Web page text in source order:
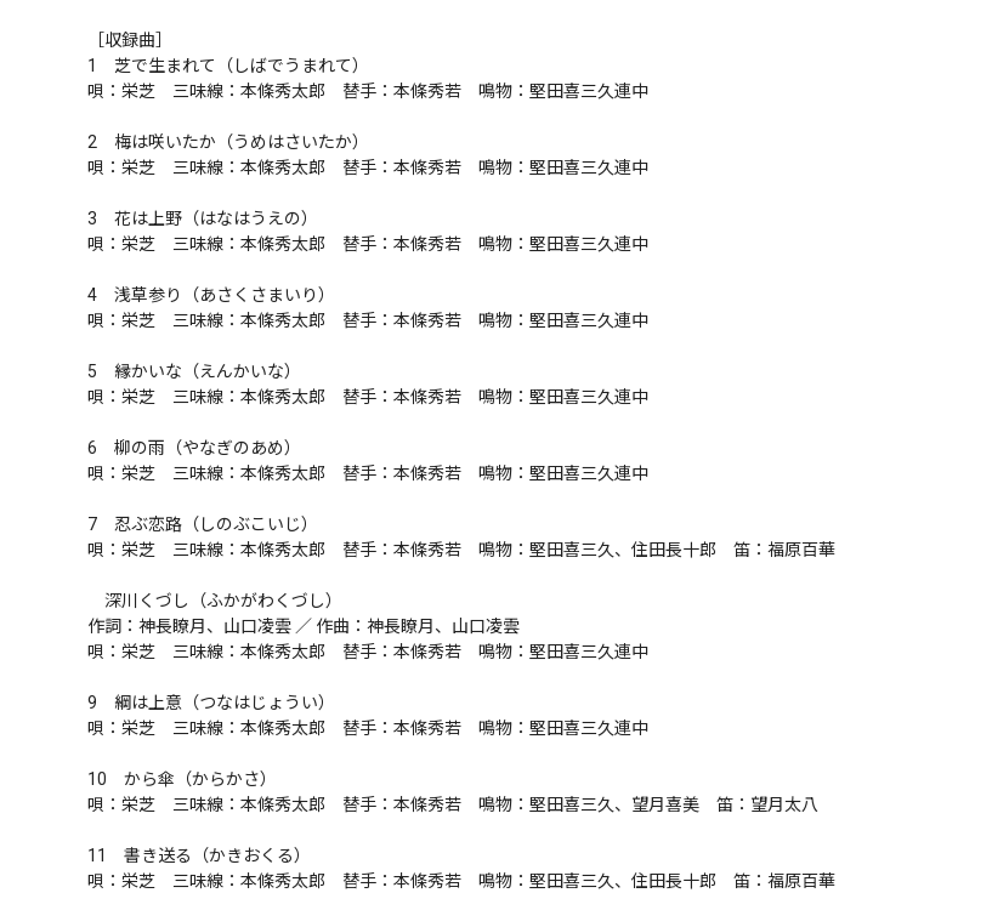
［収録曲］
1　芝で生まれて（しばでうまれて）
唄：栄芝　三味線：本條秀太郎　替手：本條秀若　鳴物：堅田喜三久連中
2　梅は咲いたか（うめはさいたか）
唄：栄芝　三味線：本條秀太郎　替手：本條秀若　鳴物：堅田喜三久連中
3　花は上野（はなはうえの）
唄：栄芝　三味線：本條秀太郎　替手：本條秀若　鳴物：堅田喜三久連中
4　浅草参り（あさくさまいり）
唄：栄芝　三味線：本條秀太郎　替手：本條秀若　鳴物：堅田喜三久連中
5　縁かいな（えんかいな）
唄：栄芝　三味線：本條秀太郎　替手：本條秀若　鳴物：堅田喜三久連中
6　柳の雨（やなぎのあめ）
唄：栄芝　三味線：本條秀太郎　替手：本條秀若　鳴物：堅田喜三久連中
7　忍ぶ恋路（しのぶこいじ）
唄：栄芝　三味線：本條秀太郎　替手：本條秀若　鳴物：堅田喜三久、住田長十郎　笛：福原百華
深川くづし（ふかがわくづし）
作詞：神長瞭月、山口凌雲 ／ 作曲：神長瞭月、山口凌雲
唄：栄芝　三味線：本條秀太郎　替手：本條秀若　鳴物：堅田喜三久連中
9　綱は上意（つなはじょうい）
唄：栄芝　三味線：本條秀太郎　替手：本條秀若　鳴物：堅田喜三久連中
10　から傘（からかさ）
唄：栄芝　三味線：本條秀太郎　替手：本條秀若　鳴物：堅田喜三久、望月喜美　笛：望月太八
11　書き送る（かきおくる）
唄：栄芝　三味線：本條秀太郎　替手：本條秀若　鳴物：堅田喜三久、住田長十郎　笛：福原百華